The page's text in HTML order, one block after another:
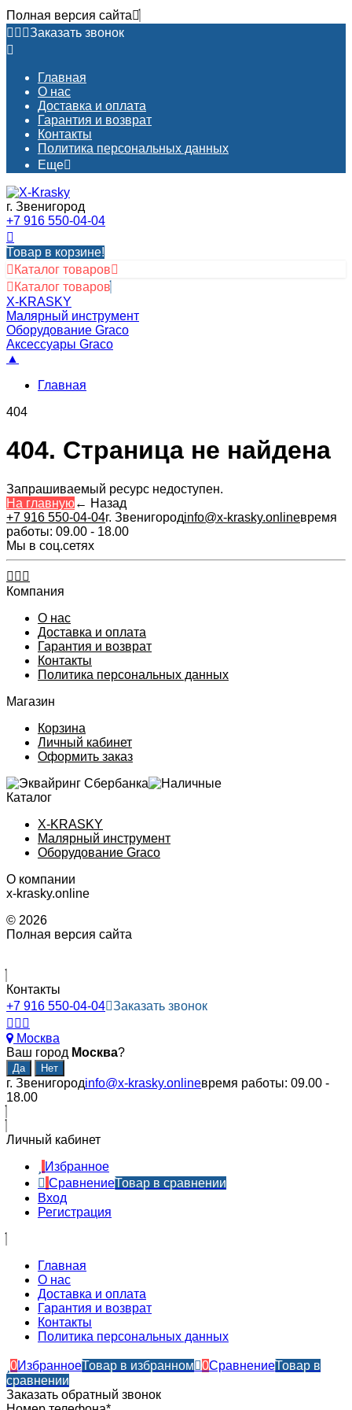
Полная версия сайта
Заказать звонок
Главная
О нас
Доставка и оплата
Гарантия и возврат
Контакты​
Политика персональных данных
Еще
г. Звенигород
+7 916 550-04-04
Товар в корзине!
Каталог товаров
Каталог товаров
X-KRASKY
Малярный инструмент
Оборудование Graco
Аксессуары Graco
▲
Главная
404
404. Страница не найдена
Запрашиваемый ресурс недоступен.
На главную← Назад
+7 916 550-04-04г. Звенигородinfo@x-krasky.onlineвремя
работы: 09.00 - 18.00
Мы в соц.сетях
Компания
О нас
Доставка и оплата
Гарантия и возврат
Контакты​
Политика персональных данных
Магазин
Корзина
Личный кабинет
Оформить заказ
Каталог
X-KRASKY
Малярный инструмент
Оборудование Graco
О компании
x-krasky.online
© 2026
Полная версия сайта
Контакты
+7 916 550-04-04 Заказать звонок
Москва
Ваш город Москва?
г. Звенигородinfo@x-krasky.onlineвремя работы: 09.00 -
18.00
Личный кабинет
Избранное
СравнениеТовар в сравнении
Вход
Регистрация
Главная
О нас
Доставка и оплата
Гарантия и возврат
Контакты​
Политика персональных данных
0ИзбранноеТовар в избранном 0СравнениеТовар в
сравнении
Заказать обратный звонок